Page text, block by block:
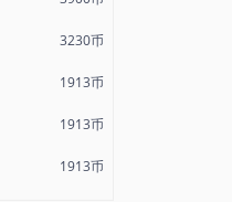
3230币
1913币
1913币
1913币